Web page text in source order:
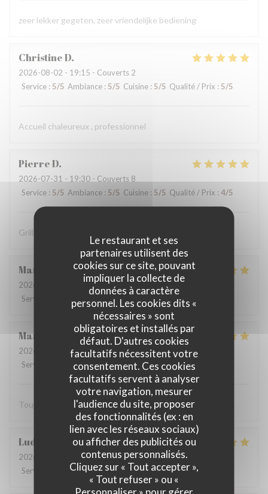
Le restaurant et ses
partenaires utilisent des
cookies sur ce site, pouvant
impliquer la collecte de
données à caractère
personnel. Les cookies dits «
nécessaires » sont
obligatoires et installés par
défaut. D'autres cookies
facultatifs nécessitent votre
consentement. Ces cookies
facultatifs servent à analyser
votre navigation, mesurer
l'audience du site, proposer
des fonctionnalités (ex : en
lien avec les réseaux sociaux)
ou afficher des publicités ou
contenus personnalisés.
Cliquez sur « Tout accepter »,
« Tout refuser » ou «
zeer lekker gegeten, zeer vriendelijke bediening
ChristineD
2026-08-02 - 19:15 - Couverts 2
Service : 5/5 Ambiance :5/5 Cuisine :5/5 Qualité / Prix : 5/5
Accueil chaleureux , professionnel
PierreD
2026-07-31 - 19:30 - Couverts 8
Service : 5/5 Ambiance : 5/5 Cuisine : 5/5 Qualité / Prix : 4/5
Grillades à recommander
Martine
2026-08-01
- 12:15 - Couverts 2
Service
/5 5 /5 Qualité / Prix
Marie-catherine P
2026-08-02
- 12:45 - Couverts 4
Service
Ambiance:5/5 Cuisine:5 /5 Qualité / Prix
Toujours très bien. Bon produits. On s’est régalé merci.
Ludovic
2026-08-02
- 12:45 - Couverts 4
Service
Ambiance :5/5 Cuisine :5/5 Qualité / Prix